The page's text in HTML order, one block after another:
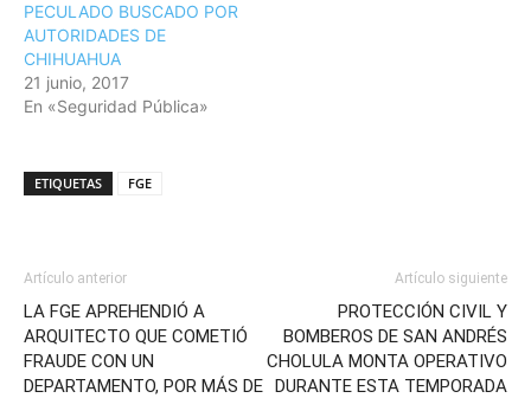
PECULADO BUSCADO POR
AUTORIDADES DE
CHIHUAHUA
21 junio, 2017
En «Seguridad Pública»
ETIQUETAS FGE
Artículo anterior
LA FGE APREHENDIÓ A
ARQUITECTO QUE COMETIÓ
FRAUDE CON UN
DEPARTAMENTO, POR MÁS DE
Artículo siguiente
PROTECCIÓN CIVIL Y
BOMBEROS DE SAN ANDRÉS
CHOLULA MONTA OPERATIVO
DURANTE ESTA TEMPORADA